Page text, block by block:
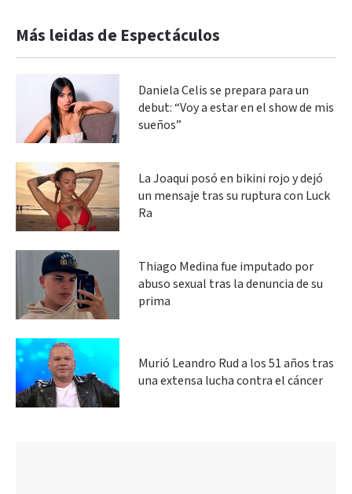
Más leidas de Espectáculos
Daniela Celis se prepara para un
debut: “Voy a estar en el show de mis
sueños”
La Joaqui posó en bikini rojo y dejó
un mensaje tras su ruptura con Luck
Ra
Thiago Medina fue imputado por
abuso sexual tras la denuncia de su
prima
Murió Leandro Rud a los 51 años tras
una extensa lucha contra el cáncer